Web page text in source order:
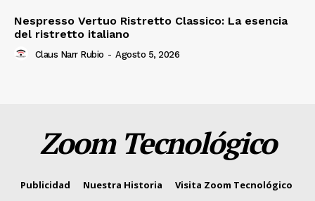
Nespresso Vertuo Ristretto Classico: La esencia
del ristretto italiano
Claus Narr Rubio - Agosto 5, 2026
Zoom Tecnológico
Publicidad Nuestra Historia Visita Zoom Tecnológico